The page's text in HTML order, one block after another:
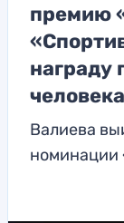
премию
награду
человека
Валиева
номинации